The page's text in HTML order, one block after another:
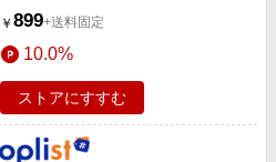
￥ 899+送料固定
10.0%
ストアにすすむ